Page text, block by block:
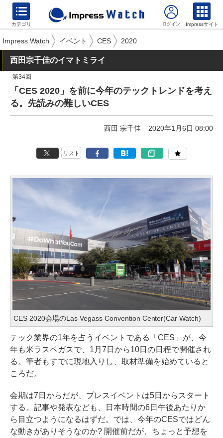
カテゴリ Impressサイト
Impress Watch イベント CES 2020
西田宗千佳のイマトミライ
第34回
「CES 2020」を前に今年のテックトレンドを考え
る。先読みの難しいCES
西田 宗千佳 2020年1月6日 08:00
リスト
CES 2020会場のLas Vegass Convention Center(Car Watch)
テック業界の1年を占うイベントである「CES」が、今
年も米ラスベガスで、1月7日から10日の日程で開催され
る。筆者もすでに現地入りし、取材準備を始めていると
ころだ。
会期は7日からだが、プレスイベントは5日からスタート
する。記事や発表なども、日本時間の6日午後あたりか
ら目立つようになるはずだ。では、今年のCESではどん
な動きがありそうなのか? 開催前だが、ちょっと予想を